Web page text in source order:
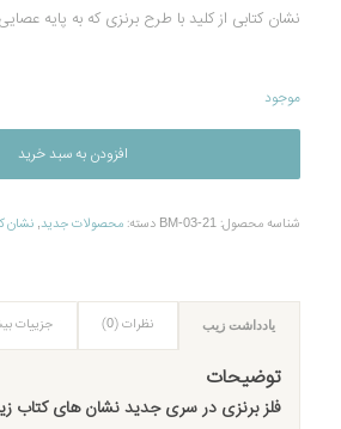
نشان کتابی از کلید با طرح برنزی که به پایه
موجود
افزودن به سبد خرید
شناسه محصول: BM-03-21 دسته: محصولات جديد, نشان
یادداشت زیب نظرات (0) جزییات
توضیحات
فلز برنزی در سری جدید نشان های کتاب